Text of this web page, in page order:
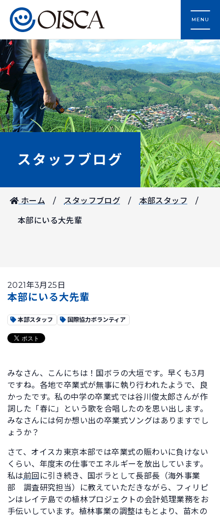
MENU
スタッフブログ
ホーム スタッフブログ 本部スタッフ
本部にいる大先輩
2021年3月25日
本部にいる大先輩
本部スタッフ 国際協力ボランティア
みなさん、こんにちは！国ボラの大垣です。早くも3月
ですね。各地で卒業式が無事に執り行われたようで、良
かったです。私の中学の卒業式では谷川俊太郎さんが作
詞した「春に」という歌を合唱したのを思い出します。
みなさんには何か想い出の卒業式ソングはありますでし
ょうか？
さて、オイスカ東京本部では卒業式の賑わいに負けない
くらい、年度末の仕事でエネルギーを放出しています。
私は前回 に引き続き、国ボラとして長部長（海外事業
部 調査研究担当）に教えていただきながら、フィリピ
ンはレイテ島での植林プロジェクトの会計処理業務をお
手伝いしています。植林事業の調整はもとより、苗木の